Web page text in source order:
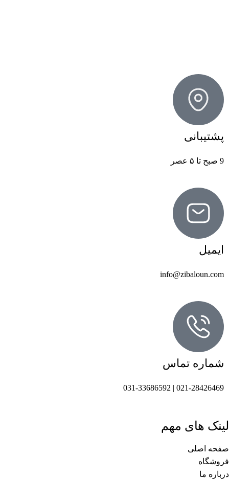
پشتیبانی
9 صبح تا ۵ عصر
ایمیل
info@zibaloun.com
شماره تماس
021-28426469 | 031-33686592
لینک های مهم
صفحه اصلی
فروشگاه
درباره ما